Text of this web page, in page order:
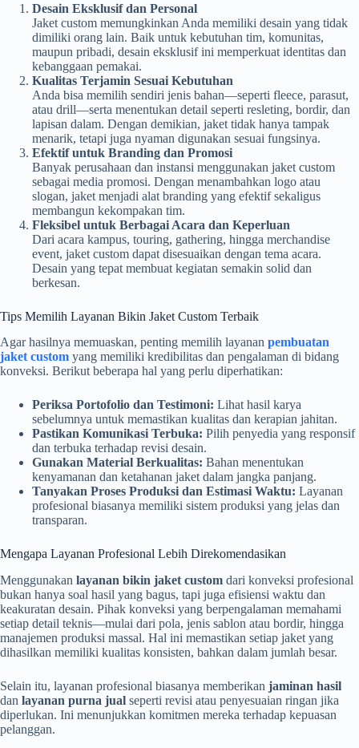
Desain Eksklusif dan Personal
Jaket custom memungkinkan Anda memiliki desain yang tidak
dimiliki orang lain. Baik untuk kebutuhan tim, komunitas,
maupun pribadi, desain eksklusif ini memperkuat identitas dan
kebanggaan pemakai.
Kualitas Terjamin Sesuai Kebutuhan
Anda bisa memilih sendiri jenis bahan—seperti fleece, parasut,
atau drill—serta menentukan detail seperti resleting, bordir, dan
lapisan dalam. Dengan demikian, jaket tidak hanya tampak
menarik, tetapi juga nyaman digunakan sesuai fungsinya.
Efektif untuk Branding dan Promosi
Banyak perusahaan dan instansi menggunakan jaket custom
sebagai media promosi. Dengan menambahkan logo atau
slogan, jaket menjadi alat branding yang efektif sekaligus
membangun kekompakan tim.
Fleksibel untuk Berbagai Acara dan Keperluan
Dari acara kampus, touring, gathering, hingga merchandise
event, jaket custom dapat disesuaikan dengan tema acara.
Desain yang tepat membuat kegiatan semakin solid dan
berkesan.
Tips Memilih Layanan Bikin Jaket Custom Terbaik
Agar hasilnya memuaskan, penting memilih layanan pembuatan
jaket custom yang memiliki kredibilitas dan pengalaman di bidang
konveksi. Berikut beberapa hal yang perlu diperhatikan:
Periksa Portofolio dan Testimoni: Lihat hasil karya
sebelumnya untuk memastikan kualitas dan kerapian jahitan.
Pastikan Komunikasi Terbuka: Pilih penyedia yang responsif
dan terbuka terhadap revisi desain.
Gunakan Material Berkualitas: Bahan menentukan
kenyamanan dan ketahanan jaket dalam jangka panjang.
Tanyakan Proses Produksi dan Estimasi Waktu: Layanan
profesional biasanya memiliki sistem produksi yang jelas dan
transparan.
Mengapa Layanan Profesional Lebih Direkomendasikan
Menggunakan layanan bikin jaket custom dari konveksi profesional
bukan hanya soal hasil yang bagus, tapi juga efisiensi waktu dan
keakuratan desain. Pihak konveksi yang berpengalaman memahami
setiap detail teknis—mulai dari pola, jenis sablon atau bordir, hingga
manajemen produksi massal. Hal ini memastikan setiap jaket yang
dihasilkan memiliki kualitas konsisten, bahkan dalam jumlah besar.
Selain itu, layanan profesional biasanya memberikan jaminan hasil
dan layanan purna jual seperti revisi atau penyesuaian ringan jika
diperlukan. Ini menunjukkan komitmen mereka terhadap kepuasan
pelanggan.